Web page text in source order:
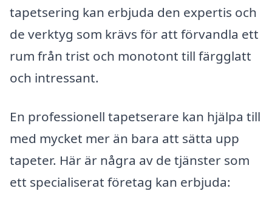
tapetsering kan erbjuda den expertis och
de verktyg som krävs för att förvandla ett
rum från trist och monotont till färgglatt
och intressant.
En professionell tapetserare kan hjälpa till
med mycket mer än bara att sätta upp
tapeter. Här är några av de tjänster som
ett specialiserat företag kan erbjuda: